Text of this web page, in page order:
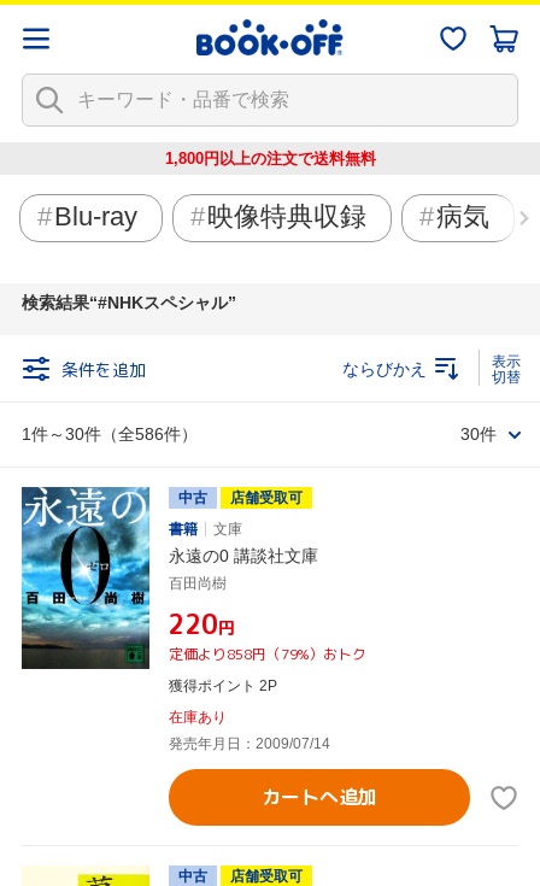
1,800円以上の注文で送料無料
Blu-ray 映像特典収録 病気
検索結果 #NHKスペシャル
条件を追加
1件～30件（全586件）
ならびかえ
30件
中古
店舗受取可
書籍
文庫
永遠の0 講談社文庫
百田尚樹
¥220円
定価より858円（79%）おトク
獲得ポイント 2P
在庫あり
発売年月日：2009/07/14
カートへ追加
中古
店舗受取可